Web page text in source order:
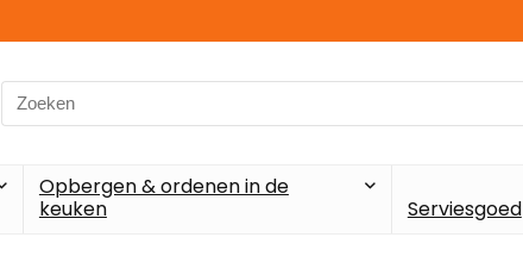
Search
for:
Opbergen & ordenen in de
keuken
Serviesgoed